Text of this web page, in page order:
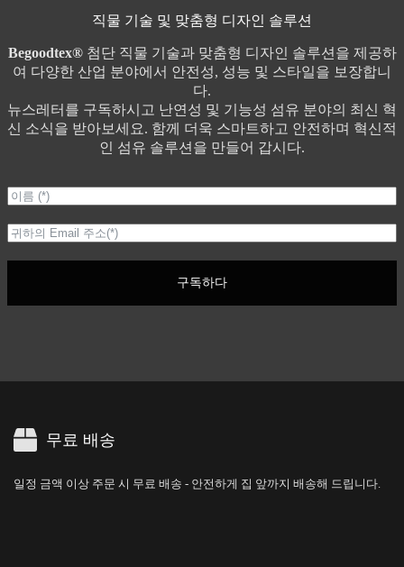
직물 기술 및 맞춤형 디자인 솔루션
Begoodtex®첨단 직물 기술과 맞춤형 디자인 솔루션을 제공하
여 다양한 산업 분야에서 안전성, 성능 및 스타일을 보장합니
다.
뉴스레터를 구독하시고 난연성 및 기능성 섬유 분야의 최신 혁
신 소식을 받아보세요. 함께 더욱 스마트하고 안전하며 혁신적
인 섬유 솔루션을 만들어 갑시다.
구독하다
무료 배송
일정 금액 이상 주문 시 무료 배송 - 안전하게 집 앞까지 배송해 드립니다.